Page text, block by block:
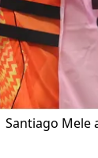
Santiago Mele